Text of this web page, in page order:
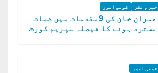
خبر و نظر قومی امور
عمران خان کی 9مقدمات میں ضمات
مسترد ہونے کا فیصلہ سپریم کورٹ
قومی امور